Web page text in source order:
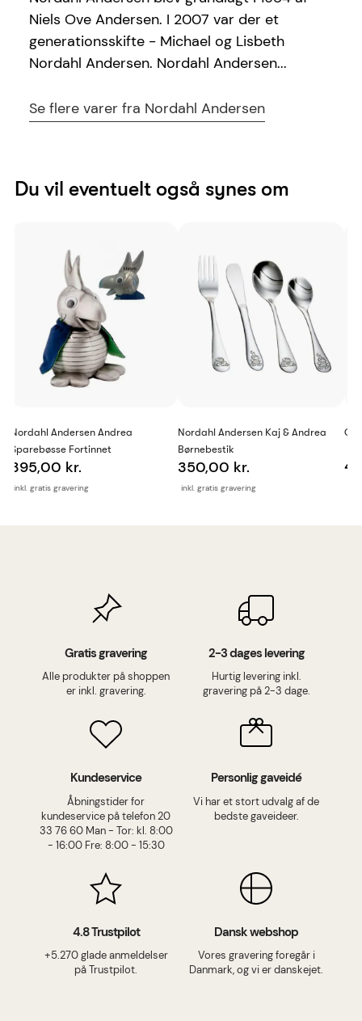
Niels Ove Andersen. I 2007 var der et
generationsskifte - Michael og Lisbeth
Nordahl Andersen. Nordahl Andersen...
Se flere varer fra Nordahl Andersen
Du vil eventuelt også synes om
Nordahl Andersen Andrea
Sparebøsse Fortinnet
inkl. gratis gravering
395,00 kr.
Nordahl Andersen Kaj & Andrea
Børnebestik
inkl. gratis gravering
350,00 kr.
Gratis gravering
Alle produkter på shoppen
er inkl. gravering.
2-3 dages levering
Hurtig levering inkl.
gravering på 2-3 dage.
Kundeservice
Åbningstider for
kundeservice på telefon 20
33 76 60 Man - Tor: kl. 8:00
- 16:00 Fre: 8:00 - 15:30
Personlig gaveidé
Vi har et stort udvalg af de
bedste gaveideer.
4.8 Trustpilot
+5.270 glade anmeldelser
på Trustpilot.
Dansk webshop
Vores gravering foregår i
Danmark, og vi er danskejet.